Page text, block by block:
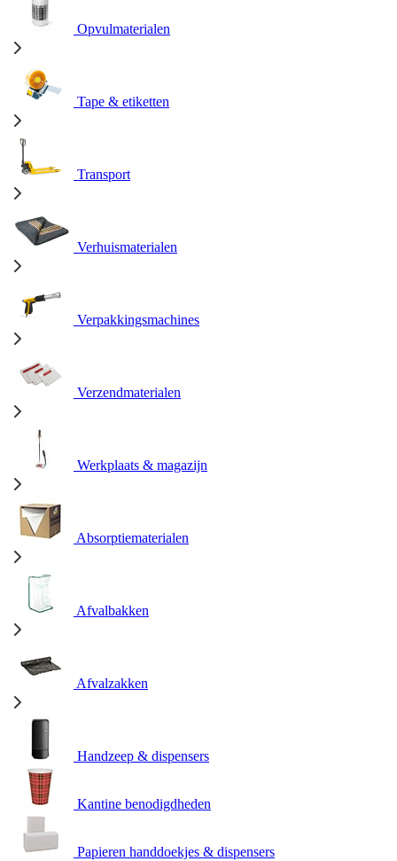
Opvulmaterialen
Tape & etiketten
Transport
Verhuismaterialen
Verpakkingsmachines
Verzendmaterialen
Werkplaats & magazijn
Absorptiematerialen
Afvalbakken
Afvalzakken
Handzeep & dispensers
Kantine benodigdheden
Papieren handdoekjes & dispensers